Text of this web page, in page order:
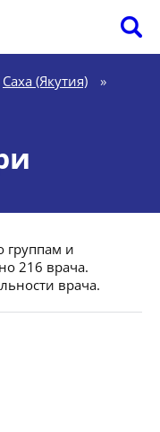
Саха (Якутия)
»
группам и
216 врача.
врача.